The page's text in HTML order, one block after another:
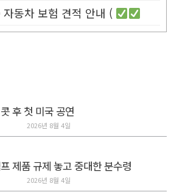
자동차 보험 견적 안내 (
후 첫 미국 공연
2026년 8월 4일
제품 규제 놓고 중대한 분수령
2026년 8월 4일